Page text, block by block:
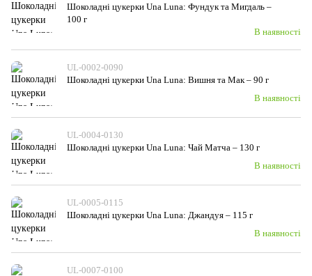
Шоколадні цукерки Una Luna: Фундук та Мигдаль –
100 г
В наявності
UL-0002-0090
Шоколадні цукерки Una Luna: Вишня та Мак – 90 г
В наявності
UL-0004-0130
Шоколадні цукерки Una Luna: Чай Матча – 130 г
В наявності
UL-0005-0115
Шоколадні цукерки Una Luna: Джандуя – 115 г
В наявності
UL-0007-0100